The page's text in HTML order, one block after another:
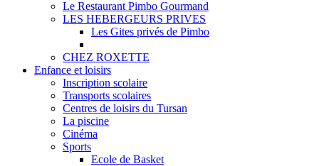
Le Restaurant Pimbo Gourmand
LES HEBERGEURS PRIVES
Les Gites privés de Pimbo
CHEZ ROXETTE
Enfance et loisirs
Inscription scolaire
Transports scolaires
Centres de loisirs du Tursan
La piscine
Cinéma
Sports
Ecole de Basket